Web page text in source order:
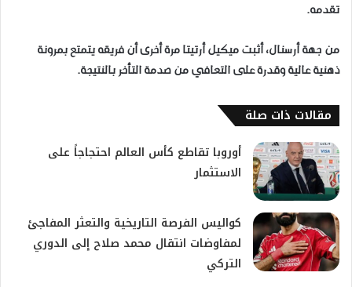
تقدمه.
​من جهة أرسنال، أثبت ميكيل أرتيتا مرة أخرى أن فريقه يتمتع بمرونة
ذهنية عالية وقدرة على التعافي من صدمة التأخر بالنتيجة.
مقالات ذات صلة
أوروبا تقاطع كأس العالم احتجاجاً على
الاستثمار
كواليس الفرصة التاريخية والتعثر المفاجئ
لمفاوضات انتقال محمد صلاح إلى الدوري
التركي